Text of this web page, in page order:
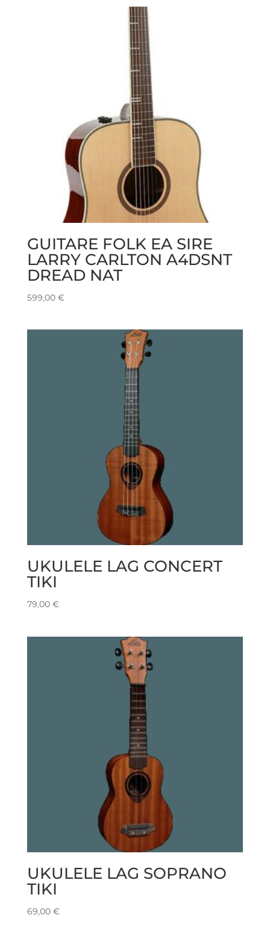
GUITARE FOLK EA SIRE
LARRY CARLTON A4DSNT
DREAD NAT
599,00 €
UKULELE LAG CONCERT
TIKI
79,00 €
UKULELE LAG SOPRANO
TIKI
69,00 €